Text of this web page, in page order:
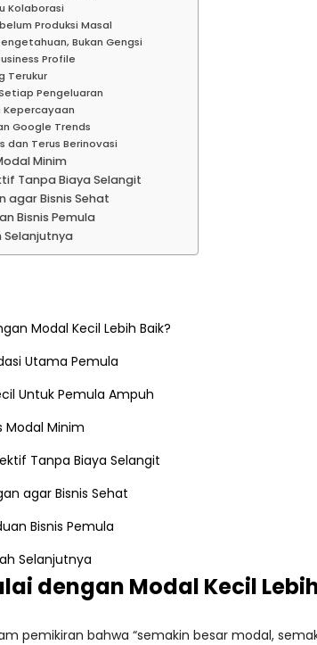
Kolaborasi
Produksi Masal
Bukan Gengsi
Profile
Terukur
Pengeluaran
Kepercayaan
Google Trends
dan Terus Berinovasi
Minim
Tanpa Biaya Selangit
agar Bisnis Sehat
Bisnis Pemula
Selanjutnya
Modal Kecil Lebih Baik?
Utama Pemula
Untuk Pemula Ampuh
Modal Minim
Tanpa Biaya Selangit
agar Bisnis Sehat
Bisnis Pemula
Selanjutnya
dengan Modal Kecil
pemikiran bahwa “semakin besar modal,